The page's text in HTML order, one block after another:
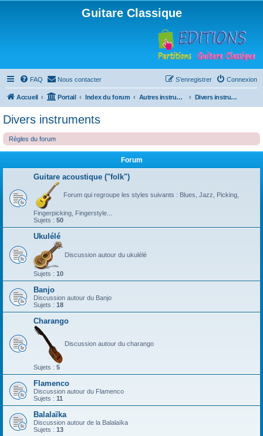
Guitare Classique
FAQ Nous contacter Connexion
S’enregistrer
Accueil Portail Index du forum Autres instruments à cordes pincées, ou styles Divers instruments
Divers instruments
Règles du forum
Forum
Guitare acoustique ("folk")
Forum qui regroupe les styles suivants : Blues, Jazz, Picking,
Fingerpicking, Fingerstyle...
Sujets : 50
Ukulélé
Discussion autour du ukulélé
Sujets : 10
Banjo
Discussion autour du Banjo
Sujets : 18
Charango
Discussion autour du charango
Sujets : 5
Flamenco
Discussion autour du Flamenco
Sujets : 11
Balalaïka
Discussion autour de la Balalaïka
Sujets : 13